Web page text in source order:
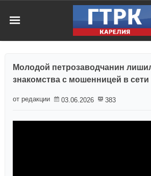
Молодой петрозаводчанин
знакомства с мошенницей в сети
от редакции 03.06.2026 383